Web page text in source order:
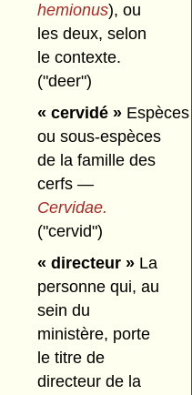
hemionus), ou
les deux, selon
le contexte.
("deer")
« cervidé » Espèces
ou sous-espèces
de la famille des
cerfs —
Cervidae.
("cervid")
« directeur » La
personne qui, au
sein du
ministère, porte
le titre de
directeur de la